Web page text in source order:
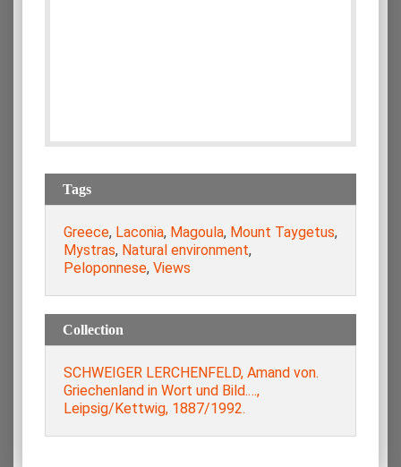
Tags
Greece, Laconia, Magoula, Mount Taygetus,
Mystras, Natural environment,
Peloponnese, Views
Collection
SCHWEIGER LERCHENFELD, Amand von.
Griechenland in Wort und Bild.…,
Leipsig/Kettwig, 1887/1992.